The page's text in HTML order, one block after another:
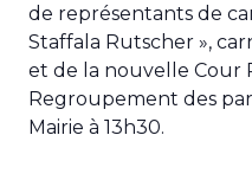
de représentants de
Staffala Rutscher »,
et de la nouvelle Cour
Regroupement des
Mairie à 13h30.